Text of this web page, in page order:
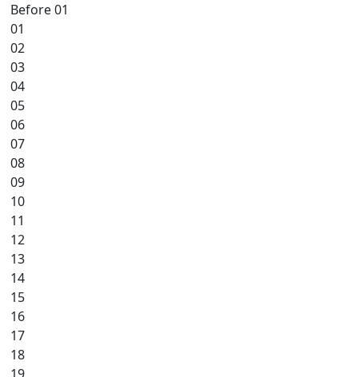
Before 01
01
02
03
04
05
06
07
08
09
10
11
12
13
14
15
16
17
18